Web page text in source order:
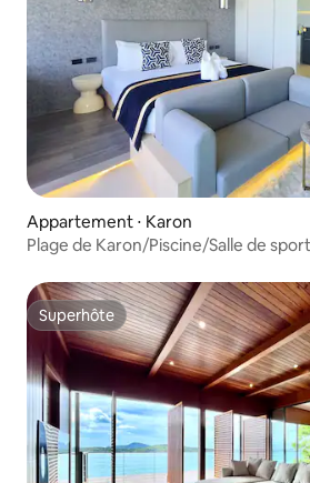
Appartement ⋅ Karon
Plage de Karon/Piscine/Salle de
Superhôte
Superhôte